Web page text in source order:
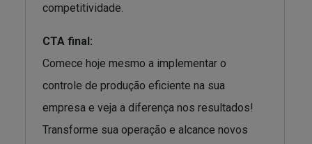
competitividade.
CTA final:
Comece hoje mesmo a implementar o
controle de produção eficiente na sua
empresa e veja a diferença nos resultados!
Transforme sua operação e alcance novos